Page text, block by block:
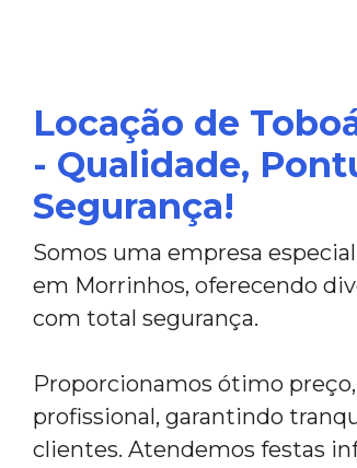
Locação de
- Qualidade,
Segurança!
Somos uma empresa
em Morrinhos, oferecendo
com total segurança.
Proporcionamos ótimo
profissional, garantindo
clientes. Atendemos festas